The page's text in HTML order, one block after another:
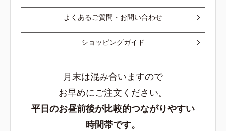
よくあるご質問・お問い合わせ
ショッピングガイド
月末は混み合いますので
お早めにご注文ください。
平日のお昼前後が比較的つながりやすい
時間帯です。